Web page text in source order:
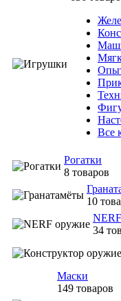
Все
Рогатки
8 товаров
10
34
Маски
149 товаров